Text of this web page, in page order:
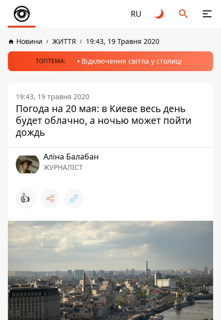
RU
Новини ЖИТТЯ 19:43, 19 Травня 2020
ТОПТЕМА: Відключення світла у столиці
19:43, 19 травня 2020
Погода на 20 мая: в Киеве весь день
будет облачно, а ночью может пойти
дождь
Аліна Балабан
ЖУРНАЛІСТ
👍